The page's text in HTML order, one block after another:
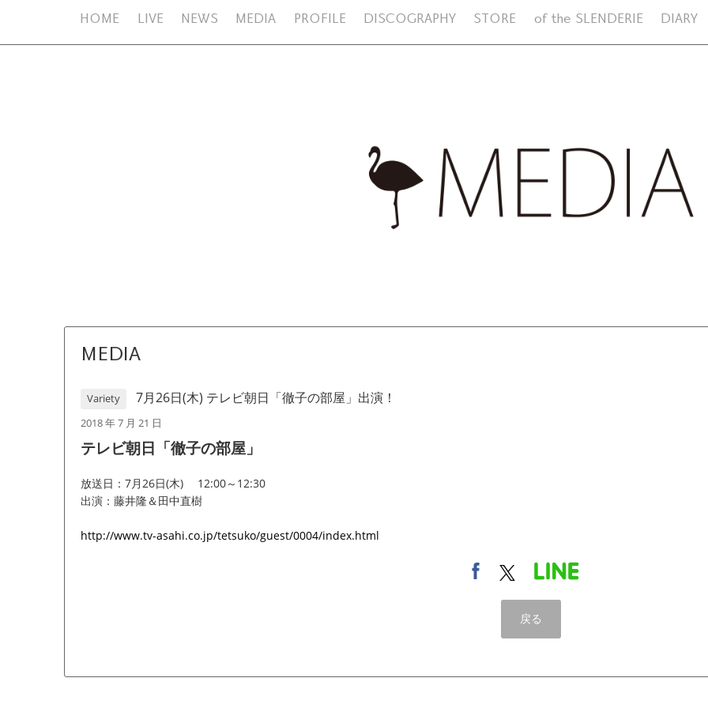
HOME LIVE NEWS MEDIA PROFILE DISCOGRAPHY STORE of the SLENDERIE DIARY
MEDIA
Variety 7月26日(木) テレビ朝日「徹子の部屋」出演！
2018 年 7 月 21 日
テレビ朝日「徹子の部屋」
放送日：7月26日(木) 12:00～12:30
出演：藤井隆＆田中直樹
http://www.tv-asahi.co.jp/tetsuko/guest/0004/index.html
戻る